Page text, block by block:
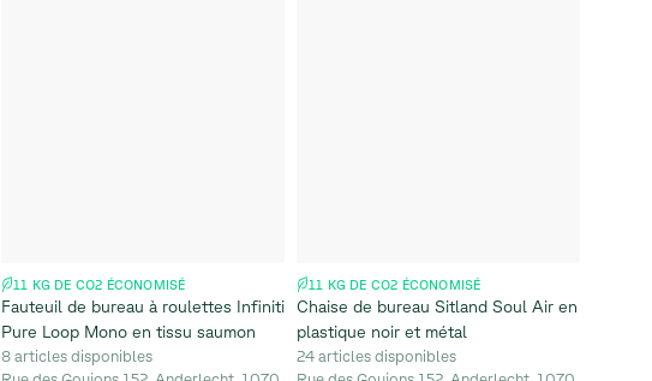
11 KG DE CO2 ÉCONOMISÉ
Fauteuil de bureau à roulettes Infiniti
Pure Loop Mono en tissu saumon
8 articles disponibles
11 KG DE CO2 ÉCONOMISÉ
Chaise de bureau Sitland Soul Air en
plastique noir et métal
24 articles disponibles